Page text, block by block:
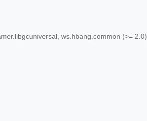
ws.hbang.common (>= 2.0)